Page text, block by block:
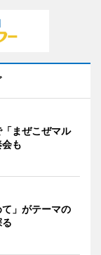
まぜこぜマル
も
」がテーマの